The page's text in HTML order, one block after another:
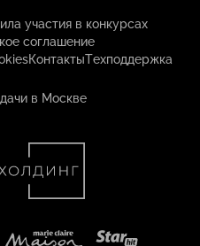
участия в конкурсах
соглашение
КонтактыТехподдержка
в Москве